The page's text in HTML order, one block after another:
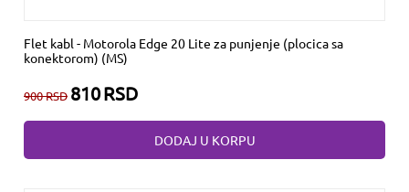
Flet kabl - Motorola Edge 20 Lite za punjenje (plocica sa
konektorom) (MS)
900RSD 810RSD
DODAJ U KORPU